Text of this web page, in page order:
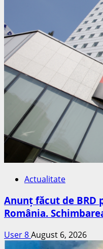
Actualitate
Anunț făcut de
România.
User 8August 6, 2026